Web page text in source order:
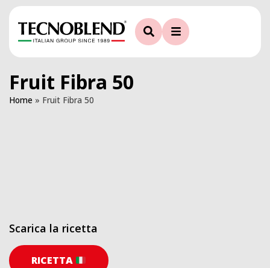
Fruit Fibra 50
Home » Fruit Fibra 50
Scarica la ricetta
RICETTA